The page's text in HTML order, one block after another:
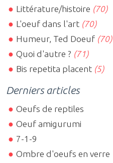
Littérature/histoire (70)
L'oeuf dans l'art (70)
Humeur, Ted Doeuf (70)
Quoi d'autre ? (71)
Bis repetita placent (5)
Derniers articles
Oeufs de reptiles
Oeuf amigurumi
7-1-9
Ombre d'oeufs en verre